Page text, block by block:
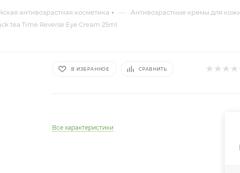
антивозрастная косметика — Антивозрастные кремы для кожи
tea Time Reverse Eye Cream 25ml
В ИЗБРАННОЕ СРАВНИТЬ
Все характеристики